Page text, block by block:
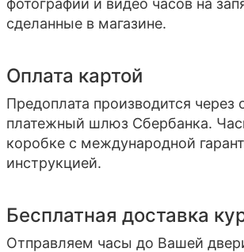
фотографии и видео часов на
сделанные в магазине.
Оплата картой
Предоплата производится через
платежный шлюз Сбербанка.
коробке с международной
инструкцией.
Бесплатная доставка
Отправляем часы до Вашей